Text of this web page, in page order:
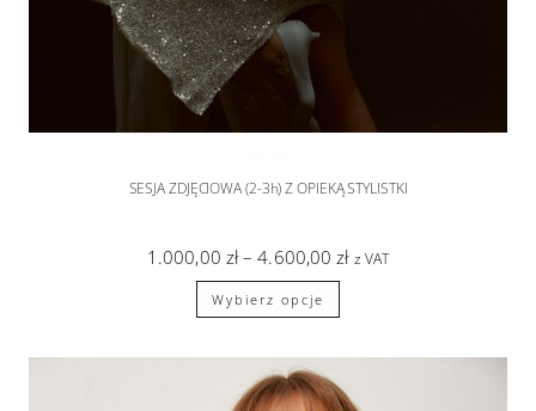
SESJA ZDJĘCIOWA (2-3h) Z OPIEKĄ STYLISTKI
1.000,00 zł – 4.600,00zł z VAT
Wybierz opcje